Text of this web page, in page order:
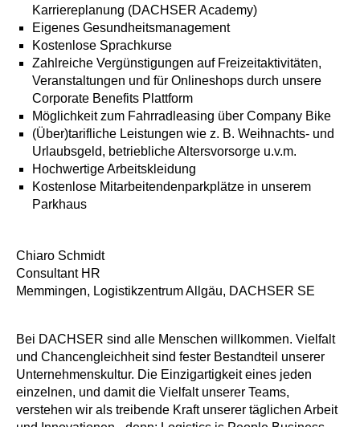
Karriereplanung (DACHSER Academy)
Eigenes Gesundheitsmanagement
Kostenlose Sprachkurse
Zahlreiche Vergünstigungen auf Freizeitaktivitäten,
Veranstaltungen und für Onlineshops durch unsere
Corporate Benefits Plattform
Möglichkeit zum Fahrradleasing über Company Bike
(Über)tarifliche Leistungen wie z. B. Weihnachts- und
Urlaubsgeld, betriebliche Altersvorsorge u.v.m.
Hochwertige Arbeitskleidung
Kostenlose Mitarbeitendenparkplätze in unserem
Parkhaus
Chiaro Schmidt
Consultant HR
Memmingen, Logistikzentrum Allgäu, DACHSER SE
Bei DACHSER sind alle Menschen willkommen. Vielfalt
und Chancengleichheit sind fester Bestandteil unserer
Unternehmenskultur. Die Einzigartigkeit eines jeden
einzelnen, und damit die Vielfalt unserer Teams,
verstehen wir als treibende Kraft unserer täglichen Arbeit